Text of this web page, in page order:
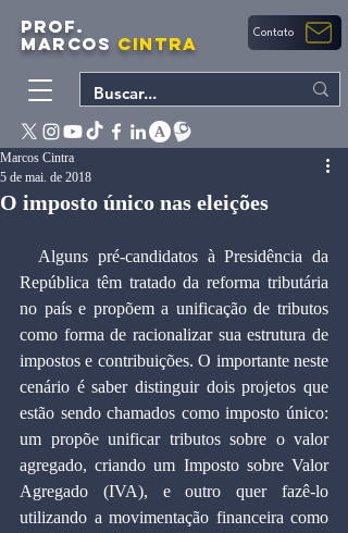
PROF.
MARCOS CINTRA Contato
O imposto único nas eleições
Marcos Cintra
5 de mai. de 2018
República têm tratado da reforma tributária
no país e propõem a unificação de tributos
como forma de racionalizar sua estrutura de
impostos e contribuições. O importante neste
cenário é saber distinguir dois projetos que
estão sendo chamados como imposto único:
um propõe unificar tributos sobre o valor
agregado, criando um Imposto sobre Valor
Agregado (IVA), e outro quer fazê-lo
utilizando a movimentação financeira como